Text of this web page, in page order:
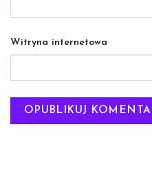
Witryna internetowa